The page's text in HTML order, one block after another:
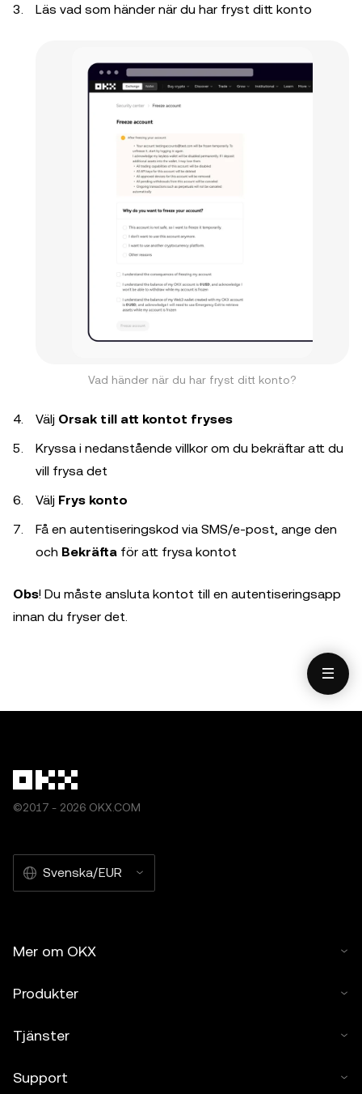
Läs vad som händer när du har fryst ditt konto
Vad händer när du har fryst ditt konto?
Välj Orsak till att kontot fryses
Kryssa i nedanstående villkor om du bekräftar att du
vill frysa det
Välj Frys konto
Få en autentiseringskod via SMS/e-post, ange den
och Bekräfta för att frysa kontot
Obs! Du måste ansluta kontot till en autentiseringsapp
innan du fryser det.
©2017 - 2026 OKX.COM
Svenska/EUR
Mer om OKX
Produkter
Tjänster
Support